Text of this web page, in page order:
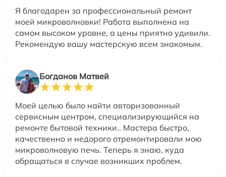
Я благодарен за профессиональный ремонт
моей микроволновки! Работа выполнена на
самом высоком уровне, а цены приятно удивили.
Рекомендую вашу мастерскую всем знакомым.
Богданов Матвей
Моей целью было найти авторизованный
сервисным центром, специализирующийся на
ремонте бытовой техники.. Мастера быстро,
качественно и недорого отремонтировали мою
микроволновую печь. Теперь я знаю, куда
обращаться в случае возникших проблем.